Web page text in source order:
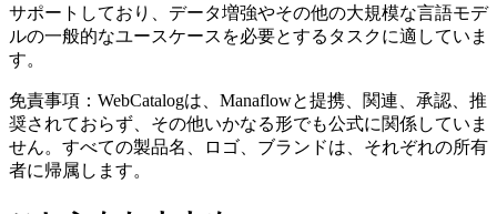
サポートしており、データ増強やその他の大規模な言語モデ
ルの一般的なユースケースを必要とするタスクに適していま
す。
免責事項：WebCatalogは、Manaflowと提携、関連、承認、推
奨されておらず、その他いかなる形でも公式に関係していま
せん。すべての製品名、ロゴ、ブランドは、それぞれの所有
者に帰属します。